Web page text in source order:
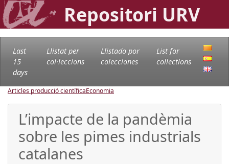
Repositori URV
Last
15
days
Llistat per
col·leccions
Llistado por
colecciones
List for
collections
Articles producció científicaEconomia
L’impacte de la pandèmia
sobre les pimes industrials
catalanes